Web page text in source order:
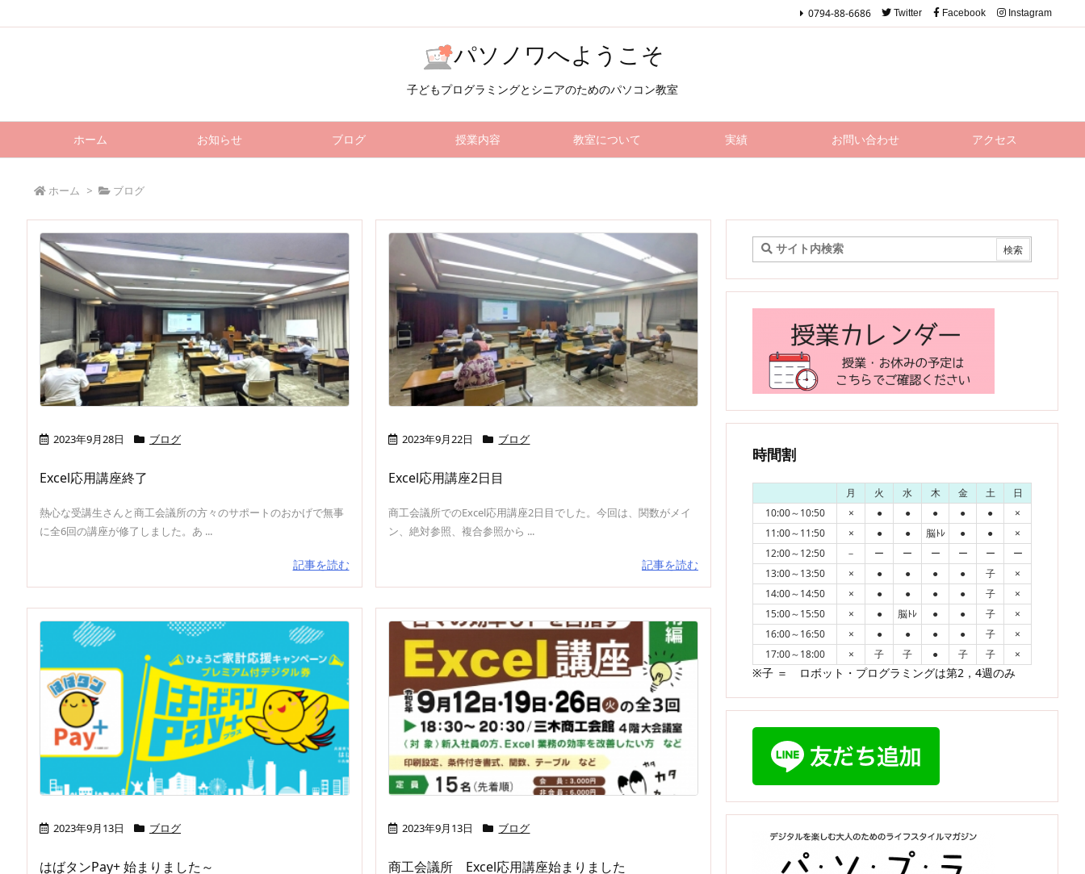
パソノワへようこそ
子どもプログラミングとシニアのためのパソコン教室
ホーム お知らせ ブログ 授業内容 教室について 実績 お問い合わせ アクセス
0794-88-6686 Twitter Facebook Instagram
ホーム > ブログ
2023年9月28日 ブログ
Excel応用講座終了
熱心な受講生さんと商工会議所の方々のサポートのおかげで無事
に全6回の講座が修了しました。あ ...
記事を読む
2023年9月22日 ブログ
Excel応用講座2日目
商工会議所でのExcel応用講座2日目でした。今回は、関数がメイ
ン、絶対参照、複合参照から ...
記事を読む
2023年9月13日 ブログ
はばタンPay+ 始まりました～
2023年9月13日 ブログ
商工会議所 Excel応用講座始まりました
時間割
月 火 水 木 金 土
日
10:00～10:50
× ● ● ● ● ●
×
11:00～11:50
× ● ● 脳ﾄﾚ ● ●
×
12:00～12:50
－ ー ー ー ー ー
ー
13:00～13:50
× ● ● ● ● 子
×
14:00～14:50
× ● ● ● ● 子
×
15:00～15:50
× ● 脳ﾄﾚ ● ● 子
×
16:00～16:50
× ● ● ● ● 子
×
17:00～18:00
× 子 子 ● 子 子 ×
※子 ＝ ロボット・プログラミングは第2，4週のみ